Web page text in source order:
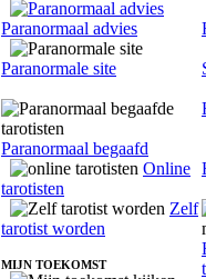
Paranormaal advies
Paranormale site
Paranormaal begaafd
Online
tarotisten
Zelf
tarotist worden
MIJN TOEKOMST